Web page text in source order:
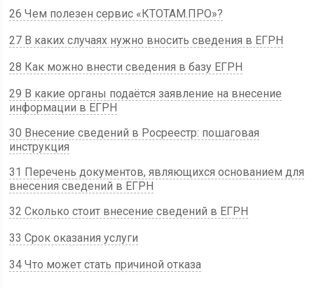
26 Чем полезен сервис «КТОТАМ.ПРО»?
27 В каких случаях нужно вносить сведения в ЕГРН
28 Как можно внести сведения в базу ЕГРН
29 В какие органы подаётся заявление на внесение
информации в ЕГРН
30 Внесение сведений в Росреестр: пошаговая
инструкция
31 Перечень документов, являющихся основанием для
внесения сведений в ЕГРН
32 Сколько стоит внесение сведений в ЕГРН
33 Срок оказания услуги
34 Что может стать причиной отказа